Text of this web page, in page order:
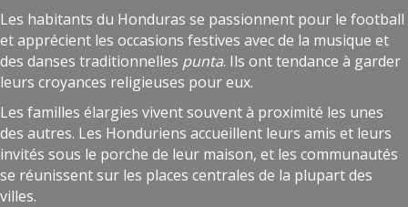
Les habitants du Honduras se passionnent pour le football
et apprécient les occasions festives avec de la musique et
des danses traditionnelles punta. Ils ont tendance à garder
leurs croyances religieuses pour eux.
Les familles élargies vivent souvent à proximité les unes
des autres. Les Honduriens accueillent leurs amis et leurs
invités sous le porche de leur maison, et les communautés
se réunissent sur les places centrales de la plupart des
villes.